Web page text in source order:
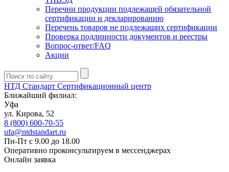
Перечни продукции подлежащей обязательной
сертификации и декларированию
Перечень товаров не подлежащих сертификации
Проверка подлинности документов и реестры
Вопрос-ответ/FAQ
Акции
НТД Стандарт Сертификационный центр
Ближайший филиал:
Уфа
ул. ​​Кирова, 52
8 (800) 600-70-55
ufa@ntdstandart.ru
Пн-Пт с 9.00 до 18.00
Оперативно проконсультируем в мессенджерах
Онлайн заявка